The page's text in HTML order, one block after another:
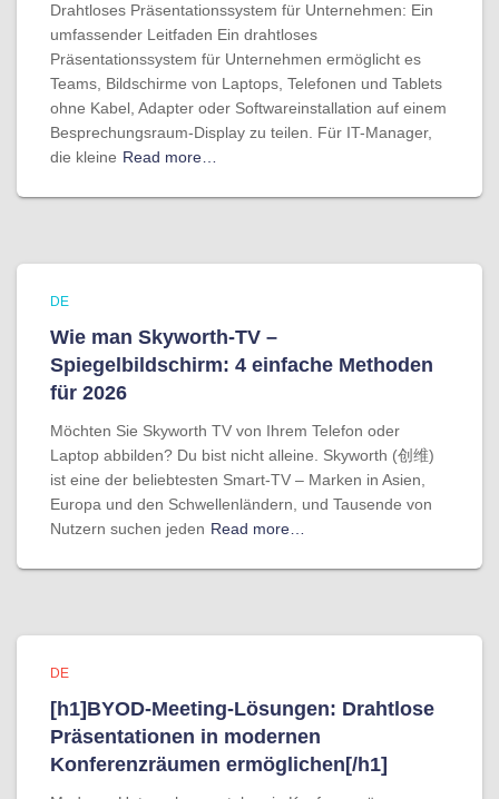
Drahtloses Präsentationssystem für Unternehmen: Ein
umfassender Leitfaden Ein drahtloses
Präsentationssystem für Unternehmen ermöglicht es
Teams, Bildschirme von Laptops, Telefonen und Tablets
ohne Kabel, Adapter oder Softwareinstallation auf einem
Besprechungsraum-Display zu teilen. Für IT-Manager,
die kleine Read more…
DE
Wie man Skyworth-TV –
Spiegelbildschirm: 4 einfache Methoden
für 2026
Möchten Sie Skyworth TV von Ihrem Telefon oder
Laptop abbilden? Du bist nicht alleine. Skyworth (创维)
ist eine der beliebtesten Smart-TV – Marken in Asien,
Europa und den Schwellenländern, und Tausende von
Nutzern suchen jeden Read more…
DE
[h1]BYOD-Meeting-Lösungen: Drahtlose
Präsentationen in modernen
Konferenzräumen ermöglichen[/h1]